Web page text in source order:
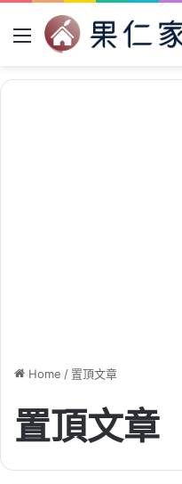
Menu
Home / 置頂文章
置頂文章